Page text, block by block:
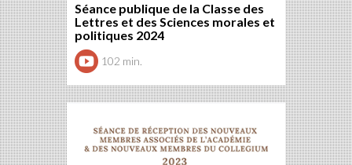
Séance publique de la Classe des
Lettres et des Sciences morales et
politiques 2024
102 min.